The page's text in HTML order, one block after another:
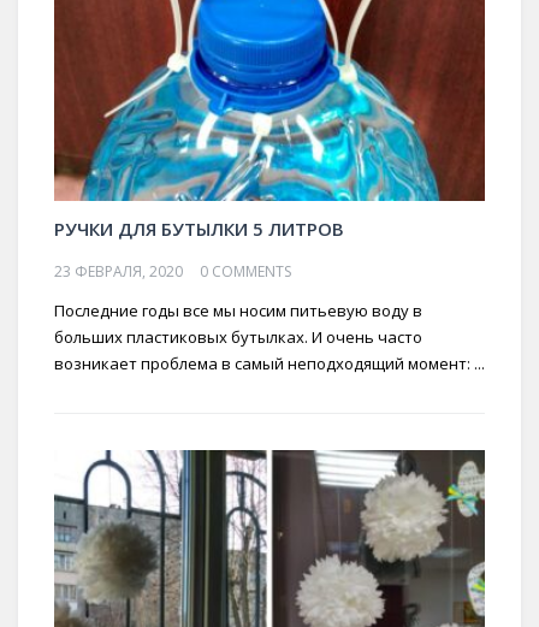
РУЧКИ ДЛЯ БУТЫЛКИ 5 ЛИТРОВ
23 ФЕВРАЛЯ, 2020 0 COMMENTS
Последние годы все мы носим питьевую воду в
больших пластиковых бутылках. И очень часто
возникает проблема в самый неподходящий момент: ...